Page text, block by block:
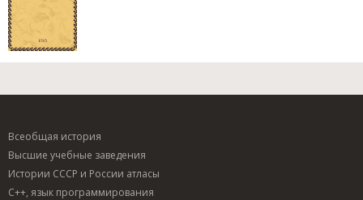
Всеобщая история
Высшие учебные заведения
Истории СССР и России атласы
C++, язык программирования